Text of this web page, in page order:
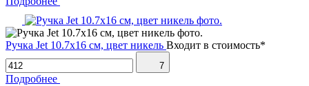
Ручка Jet 10.7х16 см, цвет никель Входит в стоимость*
7
Подробнее